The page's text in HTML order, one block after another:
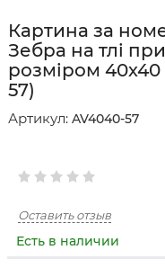
Картина за
Зебра на тлі
розміром
57)
Артикул: AV4040-57
Оставить отзыв
Есть в наличии